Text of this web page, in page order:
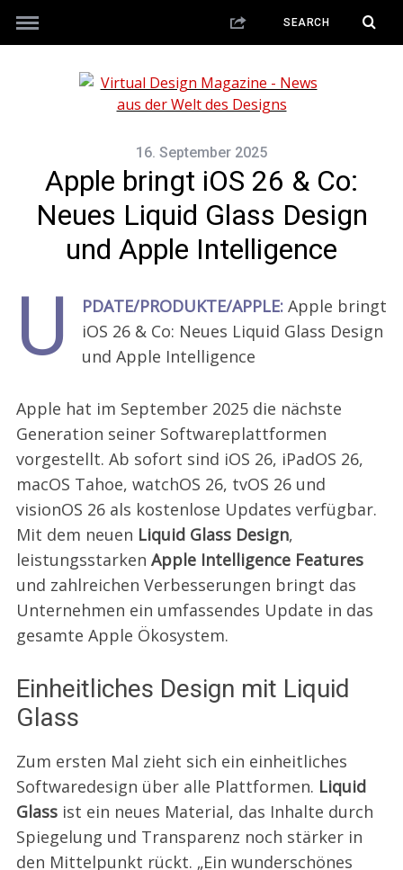
16. September 2025
Apple bringt iOS 26 & Co:
Neues Liquid Glass Design
und Apple Intelligence
U PDATE/PRODUKTE/APPLE:Apple bringt
iOS 26 & Co: Neues Liquid Glass Design
und Apple Intelligence
Apple hat im September 2025 die nächste
Generation seiner Softwareplattformen
vorgestellt. Ab sofort sind iOS 26, iPadOS 26,
macOS Tahoe, watchOS 26, tvOS 26 und
visionOS 26 als kostenlose Updates verfügbar.
Mit dem neuen Liquid Glass Design,
leistungsstarken Apple Intelligence Features
und zahlreichen Verbesserungen bringt das
Unternehmen ein umfassendes Update in das
gesamte Apple Ökosystem.
Einheitliches Design mit Liquid
Glass
Zum ersten Mal zieht sich ein einheitliches
Softwaredesign über alle Plattformen. Liquid
Glassist ein neues Material, das Inhalte durch
Spiegelung und Transparenz noch stärker in
den Mittelpunkt rückt. „Ein wunderschönes